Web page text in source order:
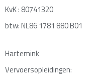
KvK : 80741320
btw: NL86 1781 880 B01
Hartemink
Vervoersopleidingen: